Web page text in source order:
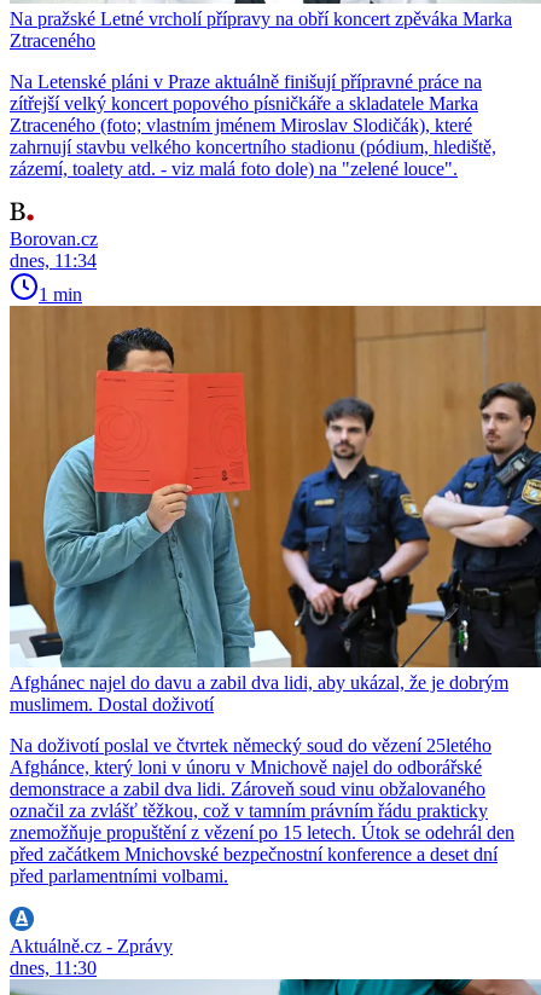
Na pražské Letné vrcholí přípravy na obří koncert zpěváka Marka
Ztraceného
Na Letenské pláni v Praze aktuálně finišují přípravné práce na
zítřejší velký koncert popového písničkáře a skladatele Marka
Ztraceného (foto; vlastním jménem Miroslav Slodičák), které
zahrnují stavbu velkého koncertního stadionu (pódium, hlediště,
zázemí, toalety atd. - viz malá foto dole) na "zelené louce".
Borovan.cz
dnes, 11:34
1 min
Afghánec najel do davu a zabil dva lidi, aby ukázal, že je dobrým
muslimem. Dostal doživotí
Na doživotí poslal ve čtvrtek německý soud do vězení 25letého
Afghánce, který loni v únoru v Mnichově najel do odborářské
demonstrace a zabil dva lidi. Zároveň soud vinu obžalovaného
označil za zvlášť těžkou, což v tamním právním řádu prakticky
znemožňuje propuštění z vězení po 15 letech. Útok se odehrál den
před začátkem Mnichovské bezpečnostní konference a deset dní
před parlamentními volbami.
Aktuálně.cz - Zprávy
dnes, 11:30